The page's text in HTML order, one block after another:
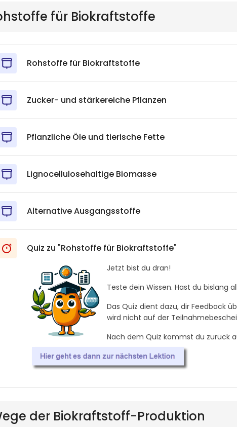
für Biokraftstoffe
Rohstoffe für Biokraftstoffe
Zucker- und stärkereiche Pflanzen
Pflanzliche Öle und tierische Fette
Lignocellulosehaltige Biomasse
Alternative Ausgangsstoffe
Quiz zu "Rohstoffe für Biokraftstoffe"
Jetzt bist du dran!
Teste dein Wissen. Hast du bislang
Das Quiz dient dazu, dir Feedback
wird nicht auf der
Nach dem Quiz kommst du zurück
der Biokraftstoff-Produktion